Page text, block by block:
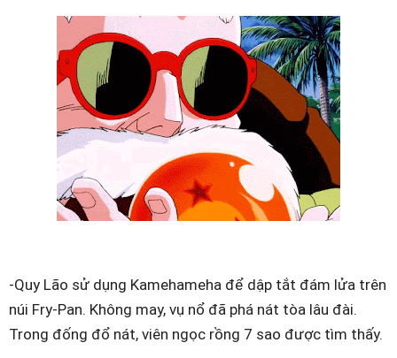
-Quy Lão sử dụng Kamehameha để dập tắt đám lửa trên
núi Fry-Pan. Không may, vụ nổ đã phá nát tòa lâu đài.
Trong đống đổ nát, viên ngọc rồng 7 sao được tìm thấy.